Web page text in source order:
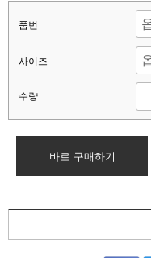
품번
사이즈
수량
바로 구매하기